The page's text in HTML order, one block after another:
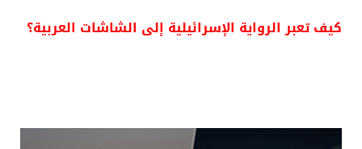
كيف تعبر الرواية الإسرائيلية إلى الشاشات العربية؟